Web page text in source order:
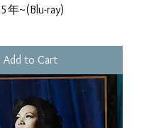
年~(Blu-ray)
Add to Cart